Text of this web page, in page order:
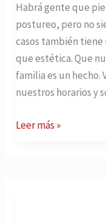
Habrá gente que
postureo, pero no
casos también
que estética. Que
familia es un hecho.
nuestros horarios y
postureo
la
para
Leer más »